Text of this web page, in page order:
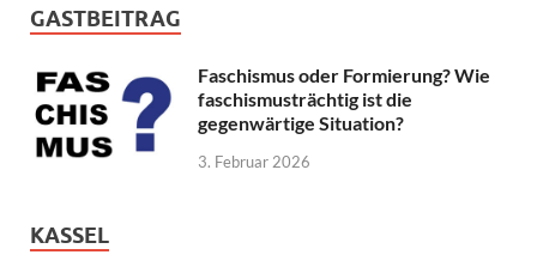
GASTBEITRAG
Faschismus oder Formierung? Wie
faschismusträchtig ist die
gegenwärtige Situation?
3. Februar 2026
KASSEL